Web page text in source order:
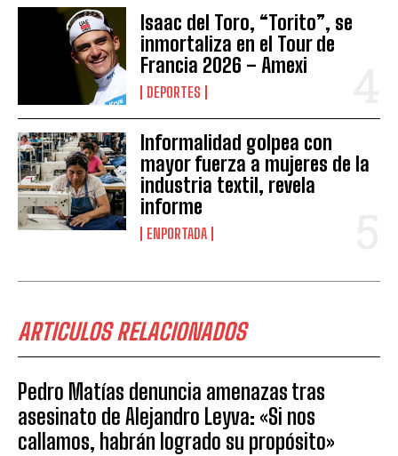
Isaac del Toro, “Torito”, se
inmortaliza en el Tour de
Francia 2026 – Amexi
DEPORTES
Informalidad golpea con
mayor fuerza a mujeres de la
industria textil, revela
informe
ENPORTADA
ARTICULOS RELACIONADOS
Pedro Matías denuncia amenazas tras
asesinato de Alejandro Leyva: «Si nos
callamos, habrán logrado su propósito»